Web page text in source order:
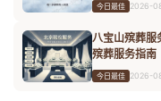
今日最佳 2026-
八宝山殡葬服
殡葬服务指南
今日最佳 2026-